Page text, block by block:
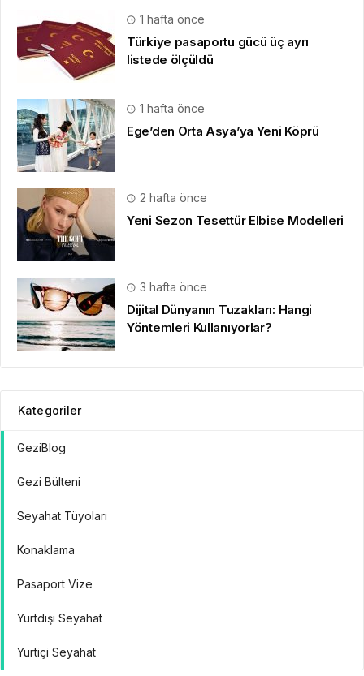
1 hafta önce
Türkiye pasaportu gücü üç ayrı
listede ölçüldü
1 hafta önce
Ege’den Orta Asya’ya Yeni Köprü
2 hafta önce
Yeni Sezon Tesettür Elbise Modelleri
3 hafta önce
Dijital Dünyanın Tuzakları: Hangi
Yöntemleri Kullanıyorlar?
Kategoriler
GeziBlog
Gezi Bülteni
Seyahat Tüyoları
Konaklama
Pasaport Vize
Yurtdışı Seyahat
Yurtiçi Seyahat